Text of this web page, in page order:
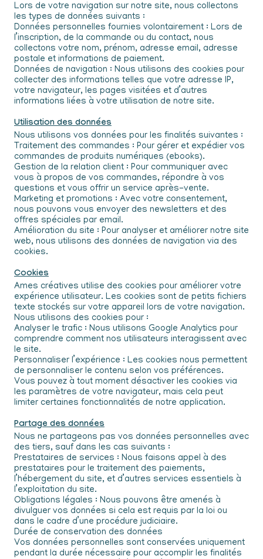
Lors de votre navigation sur notre site, nous collectons
les types de données suivants :
Données personnelles fournies volontairement : Lors de
l’inscription, de la commande ou du contact, nous
collectons votre nom, prénom, adresse email, adresse
postale et informations de paiement.
Données de navigation : Nous utilisons des cookies pour
collecter des informations telles que votre adresse IP,
votre navigateur, les pages visitées et d’autres
informations liées à votre utilisation de notre site.
Utilisation des données
Nous utilisons vos données pour les finalités suivantes :
Traitement des commandes : Pour gérer et expédier vos
commandes de produits numériques (ebooks).
Gestion de la relation client : Pour communiquer avec
vous à propos de vos commandes, répondre à vos
questions et vous offrir un service après-vente.
Marketing et promotions : Avec votre consentement,
nous pouvons vous envoyer des newsletters et des
offres spéciales par email.
Amélioration du site : Pour analyser et améliorer notre site
web, nous utilisons des données de navigation via des
cookies.
Cookies
Ames créatives utilise des cookies pour améliorer votre
expérience utilisateur. Les cookies sont de petits fichiers
texte stockés sur votre appareil lors de votre navigation.
Nous utilisons des cookies pour :
Analyser le trafic : Nous utilisons Google Analytics pour
comprendre comment nos utilisateurs interagissent avec
le site.
Personnaliser l’expérience : Les cookies nous permettent
de personnaliser le contenu selon vos préférences.
Vous pouvez à tout moment désactiver les cookies via
les paramètres de votre navigateur, mais cela peut
limiter certaines fonctionnalités de notre application.
Partage des données
Nous ne partageons pas vos données personnelles avec
des tiers, sauf dans les cas suivants :
Prestataires de services : Nous faisons appel à des
prestataires pour le traitement des paiements,
l’hébergement du site, et d’autres services essentiels à
l’exploitation du site.
Obligations légales : Nous pouvons être amenés à
divulguer vos données si cela est requis par la loi ou
dans le cadre d’une procédure judiciaire.
Durée de conservation des données
Vos données personnelles sont conservées uniquement
pendant la durée nécessaire pour accomplir les finalités